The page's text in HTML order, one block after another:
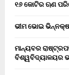
୧୬ କୋଟିର ଋଣ
ଭୀମ ଭୋଇ
ମାନ୍ୟବର
ବିଶ୍ୱବିଦ୍ୟାଳୟର